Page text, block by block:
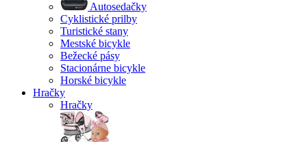
Autosedačky
Cyklistické prilby
Turistické stany
Mestské bicykle
Bežecké pásy
Stacionárne bicykle
Horské bicykle
Hračky
Hračky